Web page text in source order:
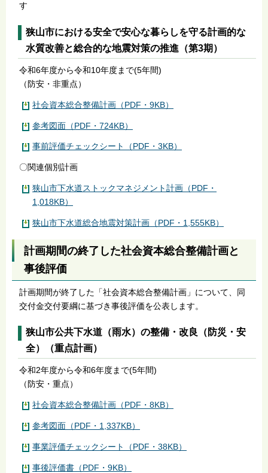
す
狭山市における安全で安心な暮らしを守る計画的な
水質改善と総合的な地震対策の推進（第3期）
令和6年度から令和10年度まで(5年間)
（防安・非重点）
社会資本総合整備計画（PDF・9KB）
参考図面（PDF・724KB）
事前評価チェックシート（PDF・3KB）
〇関連個別計画
狭山市下水道ストックマネジメント計画（PDF・
1,018KB）
狭山市下水道総合地震対策計画（PDF・1,555KB）
計画期間の終了した社会資本総合整備計画と
事後評価
計画期間が終了した「社会資本総合整備計画」について、同
交付金交付要綱に基づき事後評価を公表します。
狭山市公共下水道（雨水）の整備・改良（防災・安
全）（重点計画）
令和2年度から令和6年度まで(5年間)
（防安・重点）
社会資本総合整備計画（PDF・8KB）
参考図面（PDF・1,337KB）
事業評価チェックシート（PDF・38KB）
事後評価書（PDF・9KB）